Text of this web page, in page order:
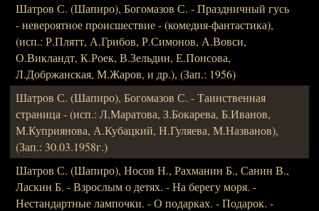
Шатров С. (Шапиро), Богомазов С. - Праздничный гусь
- невероятное происшествие - (комедия-фантастика),
(исп.: Р.Плятт, А.Грибов, Р.Симонов, А.Вовси,
О.Викландт, К.Роек, В.Зельдин, Е.Понсова,
Л.Добржанская, М.Жаров, и др.), (Зап.: 1956)
Шатров С. (Шапиро), Богомазов С. - Таинственная
страница - (исп.: Л.Маратова, З.Бокарева, Б.Иванов,
М.Куприянова, А.Кубацкий, Н.Гуляева, М.Названов),
(Зап.: 30.03.1958г.)
Шатров С. (Шапиро), Носов Н., Рахманин Б., Санин В.,
Ласкин Б. - Взрослым о детях. - На берегу моря. -
Нестандартные лампочки. - О подарках. - Подарок. -